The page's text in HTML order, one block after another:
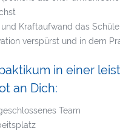
Kraftaufwand das
verspürst und in dem
in einer
an Dich:
Team